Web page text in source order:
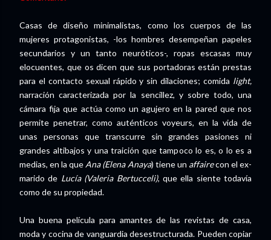
Casas de diseño minimalistas, como los cuerpos de las
mujeres protagonistas, -los hombres desempeñan papeles
secundarios y un tanto neuróticos-, ropas escasas muy
elocuentes, que os dicen que sus portadoras están prestas
para el contacto sexual rápido y sin dilaciones; comida light,
narración caracterizada por la sencillez, y sobre todo, una
cámara fija que actúa como un agujero en la pared que nos
permite penetrar, como auténticos voyeurs, en la vida de
unas personas que transcurre sin grandes pasiones ni
grandes altibajos y una traición que tampoco lo es, o lo es a
medias, en la queAna (Elena Anaya) tiene un affairecon el ex-
marido de Lucía (Valeria Bertucceli), que ella siente todavía
como de su propiedad.
Una buena película para amantes de las revistas de casa,
moda y cocina de vanguardia desestructurada. Pueden copiar